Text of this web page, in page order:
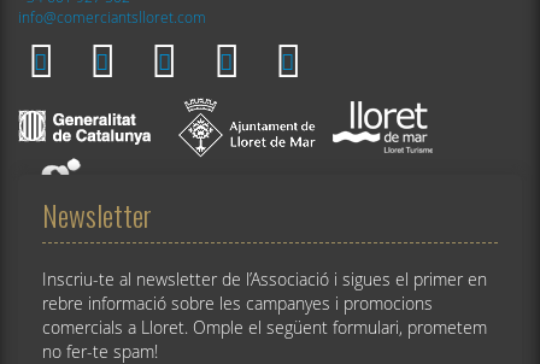
info@comerciantslloret.com
Newsletter
Inscriu-te al newsletter de l’Associació i sigues el primer en
rebre informació sobre les campanyes i promocions
comercials a Lloret. Omple el següent formulari, prometem
no fer-te spam!